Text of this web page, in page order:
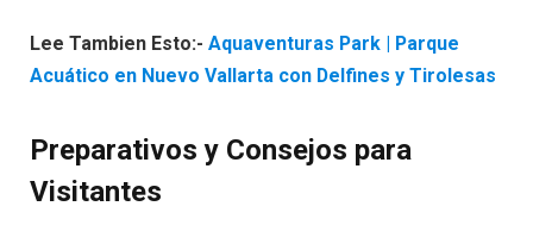
Lee Tambien Esto:- Aquaventuras Park | Parque
Acuático en Nuevo Vallarta con Delfines y Tirolesas
Preparativos y Consejos para
Visitantes